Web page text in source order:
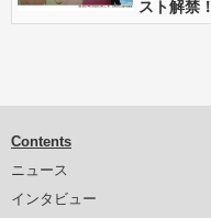
スト解禁！
Contents
ニュース
インタビュー